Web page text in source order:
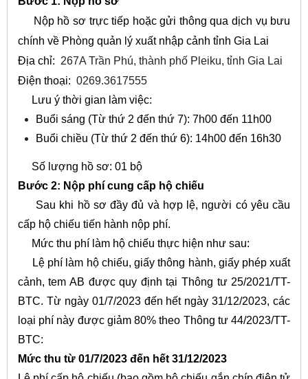
Nộp hồ sơ trực tiếp hoặc gửi thông qua dịch vụ bưu
chính về Phòng quản lý xuất nhập cảnh tỉnh Gia Lai
Địa chỉ: 267A Trần Phú, thành phố Pleiku, tỉnh Gia Lai
Điện thoại: 0269.3617555
Lưu ý thời gian làm việc:
Buổi sáng (Từ thứ 2 đến thứ 7): 7h00 đến 11h00
Buổi chiều (Từ thứ 2 đến thứ 6): 14h00 đến 16h30
Số lượng hồ sơ: 01 bộ
Bước 2: Nộp phí cung cấp hộ chiếu
Sau khi hồ sơ đầy đủ và hợp lệ, người có yêu cầu
cấp hộ chiếu tiến hành nộp phí.
Mức thu phí làm hộ chiếu thực hiện như sau:
Lệ phí làm hộ chiếu, giấy thông hành, giấy phép xuất
cảnh, tem AB được quy định tại Thông tư 25/2021/TT-
BTC. Từ ngày 01/7/2023 đến hết ngày 31/12/2023, các
loại phí này được giảm 80% theo Thông tư 44/2023/TT-
BTC:
Mức thu từ 01/7/2023 đến hết 31/12/2023